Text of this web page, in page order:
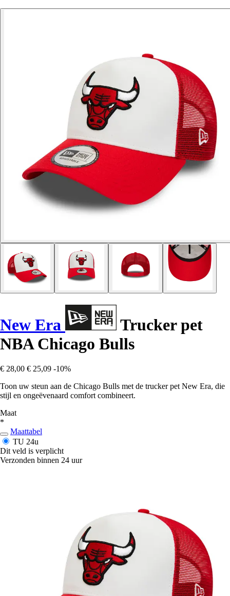
New Era
Trucker pet
NBA Chicago Bulls
€ 28,00 € 25,09 -10%
Toon uw steun aan de Chicago Bulls met de trucker pet New Era, die
stijl en ongeëvenaard comfort combineert.
Maat
*
Maattabel
TU 24u
Dit veld is verplicht
Verzonden binnen 24 uur